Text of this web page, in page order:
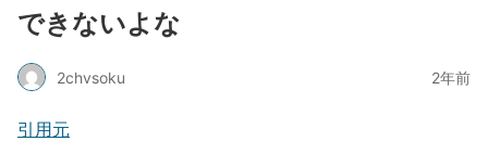
できないよな
2chvsoku 2年前
引用元